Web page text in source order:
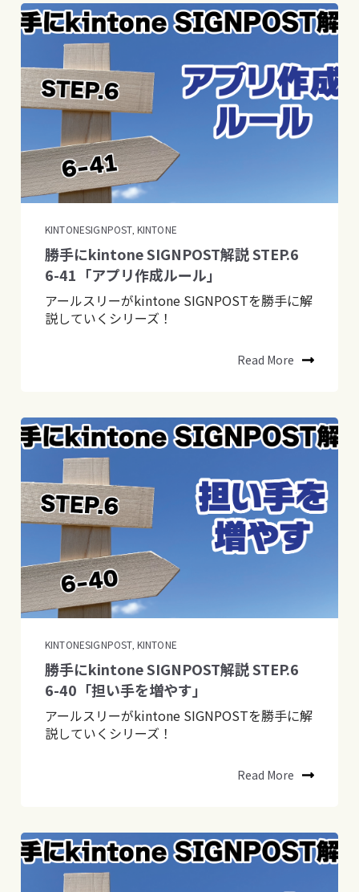
KINTONESIGNPOST, KINTONE
勝手にkintone SIGNPOST解説 STEP.6
6-41「アプリ作成ルール」
アールスリーがkintone SIGNPOSTを勝手に解
説していくシリーズ！
Read More
KINTONESIGNPOST KINTONE
勝手にkintone SIGNPOST解説 STEP.6
6-40「担い手を増やす」
アールスリーがkintone SIGNPOSTを勝手に解
説していくシリーズ！
Read More